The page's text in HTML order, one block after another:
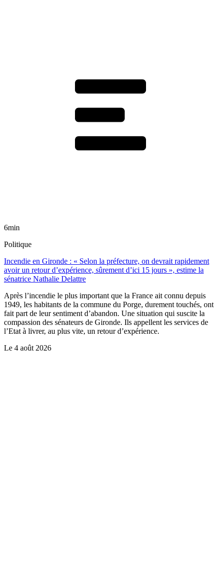
6min
Politique
Incendie en Gironde : « Selon la préfecture, on devrait rapidement
avoir un retour d’expérience, sûrement d’ici 15 jours », estime la
sénatrice Nathalie Delattre
Après l’incendie le plus important que la France ait connu depuis
1949, les habitants de la commune du Porge, durement touchés, ont
fait part de leur sentiment d’abandon. Une situation qui suscite la
compassion des sénateurs de Gironde. Ils appellent les services de
l’Etat à livrer, au plus vite, un retour d’expérience.
Le 4 août 2026